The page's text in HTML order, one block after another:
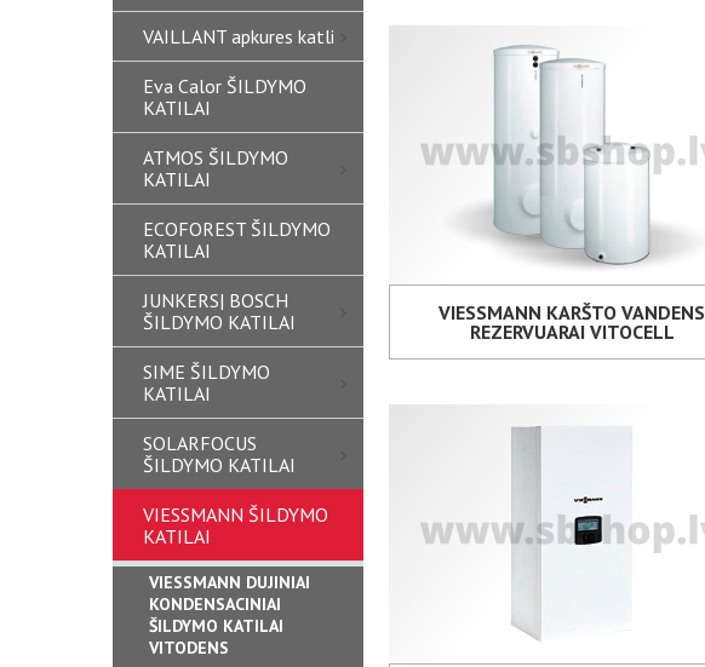
VAILLANT apkures katli
Eva Calor ŠILDYMO
KATILAI
ATMOS ŠILDYMO
KATILAI
ECOFOREST ŠILDYMO
KATILAI
JUNKERS| BOSCH
ŠILDYMO KATILAI
SIME ŠILDYMO
KATILAI
SOLARFOCUS
ŠILDYMO KATILAI
VIESSMANN ŠILDYMO
KATILAI
VIESSMANN DUJINIAI
KONDENSACINIAI
ŠILDYMO KATILAI
VITODENS
VIESSMANN KARŠTO VANDENS
REZERVUARAI VITOCELL